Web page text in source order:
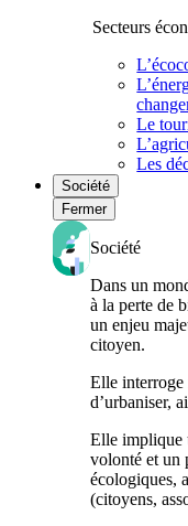
Secteurs
Le
Les
Société
Fermer
Société
Dans un
à la perte de
un enjeu
citoyen.
Elle interroge
d’urbaniser,
Elle implique
volonté et un
écologiques,
(citoyens,